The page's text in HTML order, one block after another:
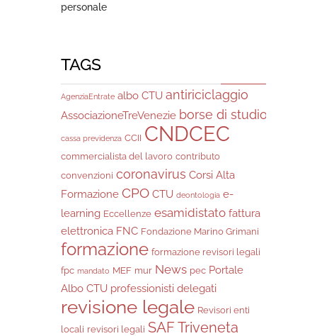
personale
TAGS
AgenziaEntrate albo CTU antiriciclaggio
AssociazioneTreVenezie borse di studio
cassa previdenza CCII CNDCEC
commercialista del lavoro contributo
convenzioni coronavirus Corsi Alta
Formazione CPO CTU deontologia e-
learning Eccellenze esamidistato fattura
elettronica FNC Fondazione Marino Grimani
formazione formazione revisori legali
fpc mandato MEF mur News pec Portale
Albo CTU professionisti delegati
revisione legale Revisori enti
locali revisori legali SAF Triveneta